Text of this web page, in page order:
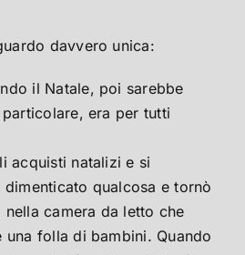
davvero unica:
il Natale, poi sarebbe
era per tutti
acquisti natalizi e si
qualcosa e tornò
camera da letto che
folla di bambini. Quando